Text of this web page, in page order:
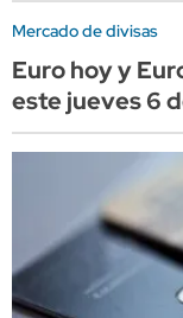
Mercado de divisas
Euro hoy y
este jueves 6